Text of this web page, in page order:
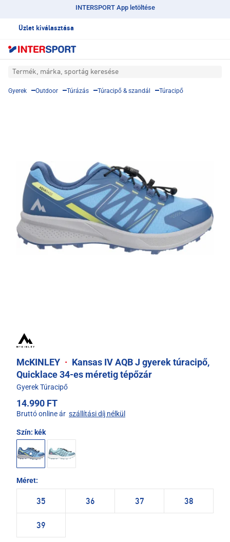
INTERSPORT App letöltése
Üzlet kiválasztása
Termék, márka, sportág keresése
Gyerek Outdoor Túrázás Túracipő & szandál Túracipő
McKINLEY · Kansas IV AQB J gyerek túracipő,
Quicklace 34-es méretig tépőzár
Gyerek Túracipő
14.990 FT
Bruttó online ár szállítási díj nélkül
Szín: kék
Méret:
35 36 37 38
39